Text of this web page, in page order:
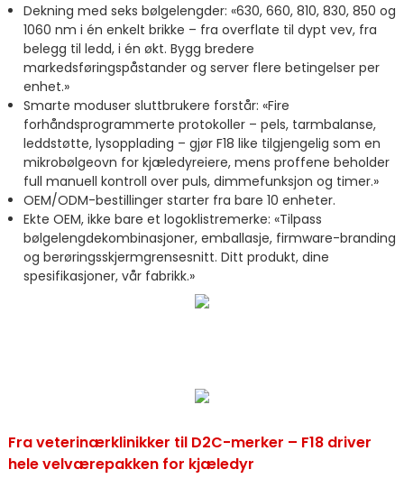
Dekning med seks bølgelengder: «630, 660, 810, 830, 850 og
1060 nm i én enkelt brikke – fra overflate til dypt vev, fra
belegg til ledd, i én økt. Bygg bredere
markedsføringspåstander og server flere betingelser per
enhet.»
Smarte moduser sluttbrukere forstår: «Fire
forhåndsprogrammerte protokoller – pels, tarmbalanse,
leddstøtte, lysopplading – gjør F18 like tilgjengelig som en
mikrobølgeovn for kjæledyreiere, mens proffene beholder
full manuell kontroll over puls, dimmefunksjon og timer.»
OEM/ODM-bestillinger starter fra bare 10 enheter.
Ekte OEM, ikke bare et logoklistremerke: «Tilpass
bølgelengdekombinasjoner, emballasje, firmware-branding
og berøringsskjermgrensesnitt. Ditt produkt, dine
spesifikasjoner, vår fabrikk.»
Fra veterinærklinikker til D2C-merker – F18 driver
hele velværepakken for kjæledyr